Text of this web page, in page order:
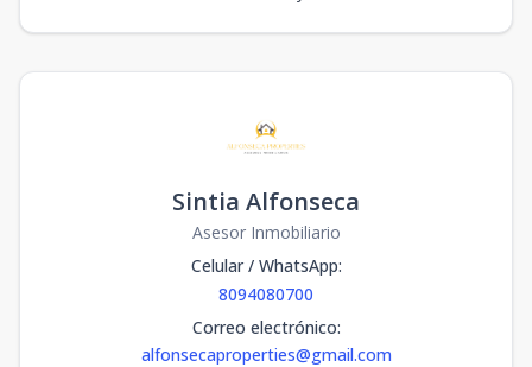
Sintia Alfonseca
Asesor Inmobiliario
Celular / WhatsApp:
8094080700
Correo electrónico:
alfonsecaproperties@gmail.com